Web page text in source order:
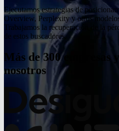
Ejecutamos estrategias de
Overview, Perplexity y otros
Trabajamos la recuperación de la
de estos buscadores.
Más de 300 empresas
nosotros